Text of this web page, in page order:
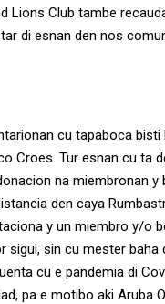
Lions Club tambe
di esnan den nos
cu tapaboca bisti
Croes. Tur esnan cu ta
na miembronan y
den caya
y un miembro y/o
sigui, sin cu mester baha
cu e pandemia di
pa e motibo aki Aruba